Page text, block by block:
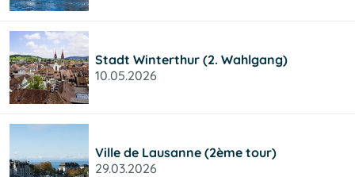
Stadt Winterthur (2. Wahlgang)
10.05.2026
Ville de Lausanne (2ème tour)
29.03.2026